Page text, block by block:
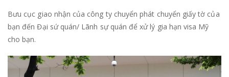
Bưu cục giao nhận của công ty chuyển phát chuyển giấy tờ của
bạn đến Đại sứ quán/ Lãnh sự quán để xử lý gia hạn visa Mỹ
cho bạn.